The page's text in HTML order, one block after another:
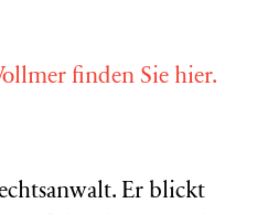
finden Sie hier.
Er blickt